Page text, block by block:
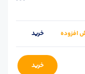
خرید
خرید